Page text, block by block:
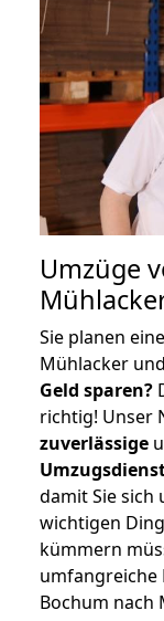
Umzüge
Sie planen
Mühlacker
Geld sparen?
richtig! Unser
zuverlässige
damit Sie sich
wichtigen
kümmern
umfangreiche
Bochum nach